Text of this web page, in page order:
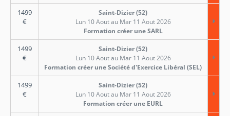
1499
€
Saint-Dizier (52)
Lun 10 Aout au Mar 11 Aout 2026
Formation créer une SARL
1499
€
Saint-Dizier (52)
Lun 10 Aout au Mar 11 Aout 2026
Formation créer une Société d'Exercice Libéral (SEL)
1499
€
Saint-Dizier (52)
Lun 10 Aout au Mar 11 Aout 2026
Formation créer une EURL